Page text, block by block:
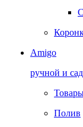
Amigo
ручной и
Полив